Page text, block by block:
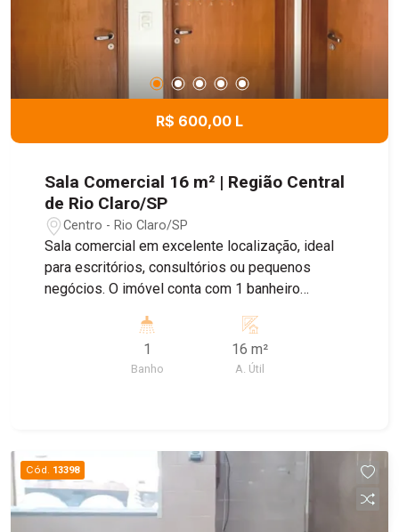
R$ 600,00 L
Sala Comercial 16 m² | Região Central
de Rio Claro/SP
Centro - Rio Claro/SP
Sala comercial em excelente localização, ideal
para escritórios, consultórios ou pequenos
negócios. O imóvel conta com 1 banheiro
praticidade para o dia a dia. Excelente
oportunidade para quem busca um espaço
funcional em uma região de fácil acesso.
1
Banho
16 m²
A. Útil
Cód. 13398